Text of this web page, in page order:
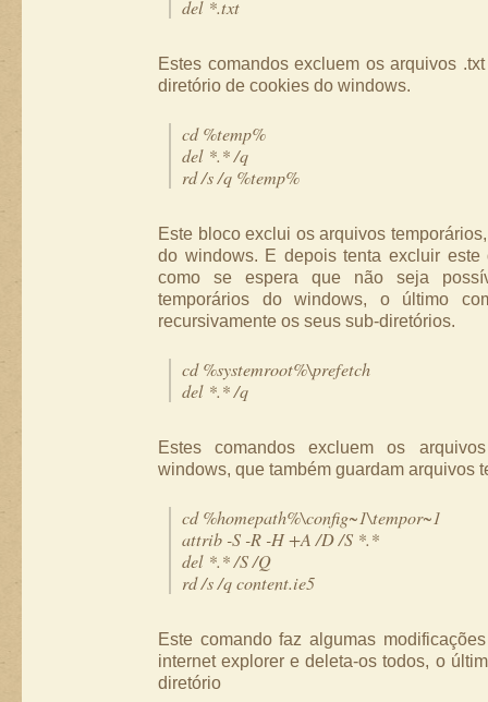
del *.txt
Estes comandos excluem os arquivos
diretório de cookies do windows.
cd %temp%
del *.* /q
rd /s /q %temp%
Este bloco exclui os arquivos
do windows. E depois tenta excluir este
como se espera que não seja
temporários do windows, o último
recursivamente os seus sub-diretórios.
cd %systemroot%\prefetch
del *.* /q
Estes comandos excluem os
windows, que também guardam arquivos
cd %homepath%\config~1\tempor~1
attrib -S -R -H +A /D /S *.*
del *.* /S /Q
rd /s /q content.ie5
Este comando faz algumas
internet explorer e deleta-os todos, o
diretório